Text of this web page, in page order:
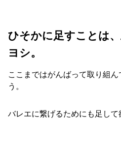
ひそかに足すことは
ヨシ。
ここまではがんばって取り組
う。
バレエに繋げるためにも足して